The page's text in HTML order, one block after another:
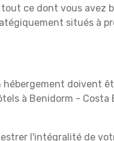
ce dont vous avez
situés à
doivent
à Benidorm - Costa
l'intégralité de